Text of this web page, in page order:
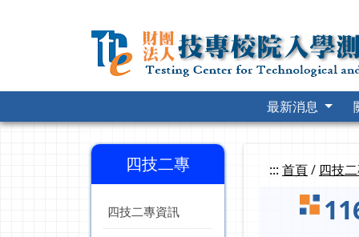
最新消息
四技二專
四技二專資訊
::: 首頁/ 四技